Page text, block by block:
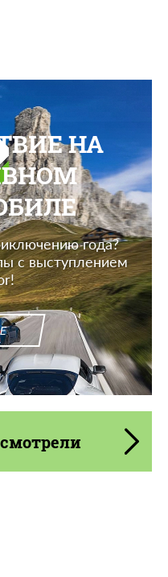
НА
года?
с выступлением